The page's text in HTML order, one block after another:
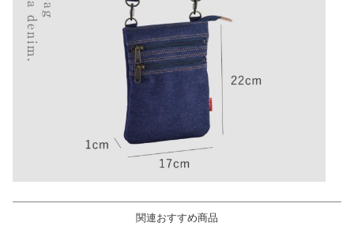
関連おすすめ商品